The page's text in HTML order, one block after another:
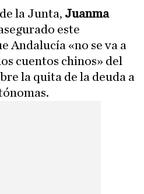
la Junta, Juanma
este
Andalucía «no se va a
cuentos chinos» del
la quita de la deuda a